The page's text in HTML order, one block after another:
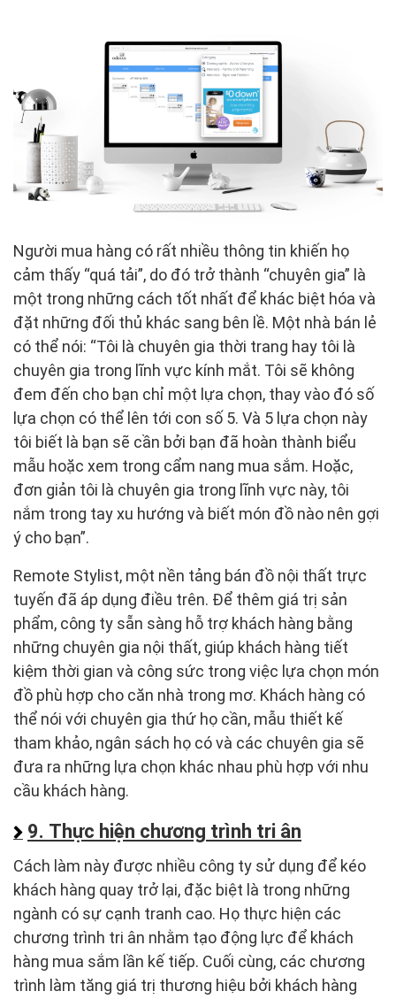
Người mua hàng có rất nhiều thông tin khiến họ
cảm thấy “quá tải”, do đó trở thành “chuyên gia” là
một trong những cách tốt nhất để khác biệt hóa và
đặt những đối thủ khác sang bên lề. Một nhà bán lẻ
có thể nói: “Tôi là chuyên gia thời trang hay tôi là
chuyên gia trong lĩnh vực kính mắt. Tôi sẽ không
đem đến cho bạn chỉ một lựa chọn, thay vào đó số
lựa chọn có thể lên tới con số 5. Và 5 lựa chọn này
tôi biết là bạn sẽ cần bởi bạn đã hoàn thành biểu
mẫu hoặc xem trong cẩm nang mua sắm. Hoặc,
đơn giản tôi là chuyên gia trong lĩnh vực này, tôi
nắm trong tay xu hướng và biết món đồ nào nên gợi
ý cho bạn”.
Remote Stylist, một nền tảng bán đồ nội thất trực
tuyến đã áp dụng điều trên. Để thêm giá trị sản
phẩm, công ty sẵn sàng hỗ trợ khách hàng bằng
những chuyên gia nội thất, giúp khách hàng tiết
kiệm thời gian và công sức trong việc lựa chọn món
đồ phù hợp cho căn nhà trong mơ. Khách hàng có
thể nói với chuyên gia thứ họ cần, mẫu thiết kế
tham khảo, ngân sách họ có và các chuyên gia sẽ
đưa ra những lựa chọn khác nhau phù hợp với nhu
cầu khách hàng.
9. Thực hiện chương trình tri ân
Cách làm này được nhiều công ty sử dụng để kéo
khách hàng quay trở lại, đặc biệt là trong những
ngành có sự cạnh tranh cao. Họ thực hiện các
chương trình tri ân nhằm tạo động lực để khách
hàng mua sắm lần kế tiếp. Cuối cùng, các chương
trình làm tăng giá trị thương hiệu bởi khách hàng